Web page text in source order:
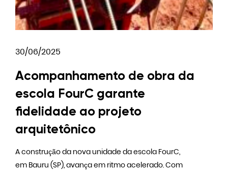
30/06/2025
Acompanhamento de obra da
escola FourC garante
fidelidade ao projeto
arquitetônico
A construção da nova unidade da escola FourC,
em Bauru (SP), avança em ritmo acelerado. Com